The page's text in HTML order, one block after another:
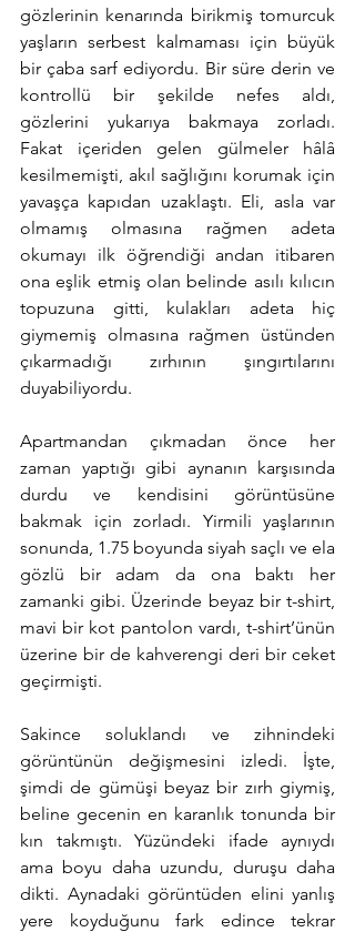
gözlerinin kenarında birikmiş tomurcuk
yaşların serbest kalmaması için büyük
bir çaba sarf ediyordu. Bir süre derin ve
kontrollü bir şekilde nefes aldı,
gözlerini yukarıya bakmaya zorladı.
Fakat içeriden gelen gülmeler hâlâ
kesilmemişti, akıl sağlığını korumak için
yavaşça kapıdan uzaklaştı. Eli, asla var
olmamış olmasına rağmen adeta
okumayı ilk öğrendiği andan itibaren
ona eşlik etmiş olan belinde asılı kılıcın
topuzuna gitti, kulakları adeta hiç
giymemiş olmasına rağmen üstünden
çıkarmadığı zırhının şıngırtılarını
duyabiliyordu.
Apartmandan çıkmadan önce her
zaman yaptığı gibi aynanın karşısında
durdu ve kendisini görüntüsüne
bakmak için zorladı. Yirmili yaşlarının
sonunda, 1.75 boyunda siyah saçlı ve ela
gözlü bir adam da ona baktı her
zamanki gibi. Üzerinde beyaz bir t-shirt,
mavi bir kot pantolon vardı, t-shirt’ünün
üzerine bir de kahverengi deri bir ceket
geçirmişti.
Sakince soluklandı ve zihnindeki
görüntünün değişmesini izledi. İşte,
şimdi de gümüşi beyaz bir zırh giymiş,
beline gecenin en karanlık tonunda bir
kın takmıştı. Yüzündeki ifade aynıydı
ama boyu daha uzundu, duruşu daha
dikti. Aynadaki görüntüden elini yanlış
yere koyduğunu fark edince tekrar